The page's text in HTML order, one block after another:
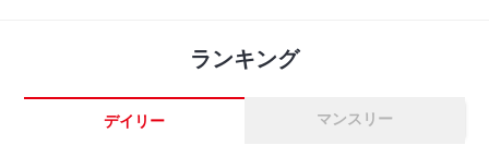
ランキング
デイリー マンスリー